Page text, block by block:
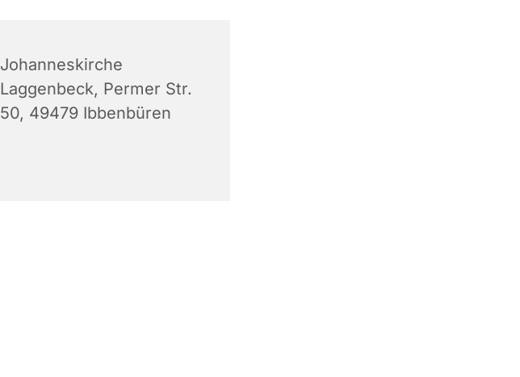
Johanneskirche
Laggenbeck, Permer Str.
50, 49479 Ibbenbüren